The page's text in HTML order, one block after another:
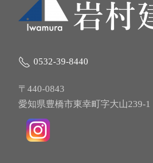
0532-39-8440
〒440-0843
愛知県豊橋市東幸町字大山239-1